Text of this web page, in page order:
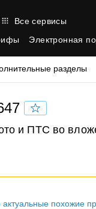
Все сервисы
Электронная
разделы
и ПТС во
актуальные похожие